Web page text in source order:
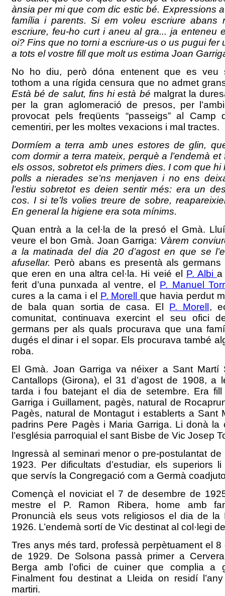
ànsia per mi que com dic estic bé. Expressions
família i parents. Si em voleu escriure abans
escriure, feu-ho curt i aneu al gra... ja enteneu
oi? Fins que no torni a escriure-us o us pugui fer
a tots el vostre fill que molt us estima Joan
No ho diu, però dóna entenent que es veu
tothom a una rígida censura que no admet
Està bé de salut, fins hi està bé malgrat la
per la gran aglomeració de presos, per
provocat pels freqüents “passeigs” al
cementiri, per les moltes vexacions i mal tractes.
Dormíem a terra amb unes estores de glin,
com dormir a terra mateix, perquè a l’endemà et
els ossos, sobretot els primers dies. I com que hi
polls a nierades se’ns menjaven i no ens
l’estiu sobretot es deien sentir més: era un
cos. I si te’ls volies treure de sobre,
En general la higiene era sota mínims.
Quan entrà a la cel·la de la presó el Gmà.
veure el bon Gmà. Joan Garriga: Vàrem
a la matinada del dia 20 d’agost en que se
afusellar. Però abans es presentà als germans
que eren en una altra cel·la. Hi veié el P. Albi a
ferit d’una punxada al ventre, el P. Manuel
cures a la cama i el P. Morellque havia perdut
de bala quan sortia de casa. El P. Morell,
comunitat, continuava exercint el seu ofici
germans per als quals procurava que una
dugés el dinar i el sopar. Els procurava també
roba.
El Gmà. Joan Garriga va néixer a Sant Martí
Cantallops (Girona), el 31 d’agost de 1908, a
tarda i fou batejant el dia de setembre. Era fill
Garriga i Guillament, pagès, natural de
Pagès, natural de Montagut i establerts a Sant
padrins Pere Pagès i Maria Garriga. Li donà la
l’església parroquial el sant Bisbe de Vic Josep
Ingressà al seminari menor o pre-postulantat de
1923. Per dificultats d’estudiar, els superiors
que servís la Congregació com a Germà
Començà el noviciat el 7 de desembre de
mestre el P. Ramon Ribera, home amb
Pronuncià els seus vots religiosos el dia de la
1926. L’endemà sortí de Vic destinat al col·legi
Tres anys més tard, professà perpètuament el 8
de 1929. De Solsona passà primer a
Berga amb l’ofici de cuiner que complia a
Finalment fou destinat a Lleida on residí
martiri.